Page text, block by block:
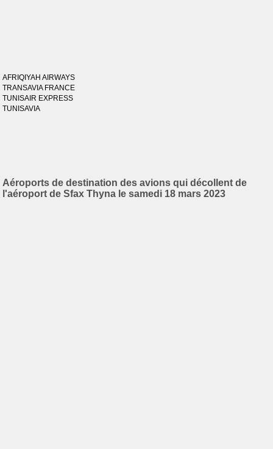
AFRIQIYAH AIRWAYS
TRANSAVIA FRANCE
TUNISAIR EXPRESS
TUNISAVIA
Aéroports de destination des avions qui décollent de
l'aéroport de Sfax Thyna le samedi 18 mars 2023